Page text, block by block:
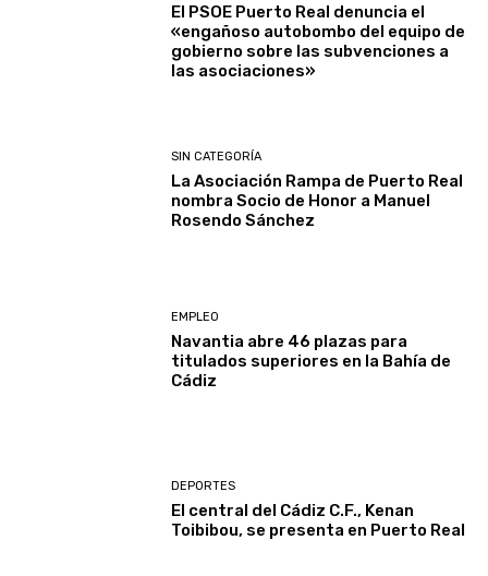
El PSOE Puerto Real denuncia el
«engañoso autobombo del equipo de
gobierno sobre las subvenciones a
las asociaciones»
SIN CATEGORÍA
La Asociación Rampa de Puerto Real
nombra Socio de Honor a Manuel
Rosendo Sánchez
EMPLEO
Navantia abre 46 plazas para
titulados superiores en la Bahía de
Cádiz
DEPORTES
El central del Cádiz C.F., Kenan
Toibibou, se presenta en Puerto Real